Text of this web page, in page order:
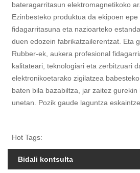
bateragarritasun elektromagnetikoko
Ezinbesteko produktua da ekipoen epe
fidagarritasuna eta nazioarteko
duen edozein fabrikatzailerentzat. Eta
Rubber-ek, aukera profesional
kalitateari, teknologiari eta zerbitzuari
elektronikoetarako zigilatzea
baten bila bazabiltza, jar zaitez
unetan. Pozik gaude laguntza
Hot Tags:
Bidali kontsulta